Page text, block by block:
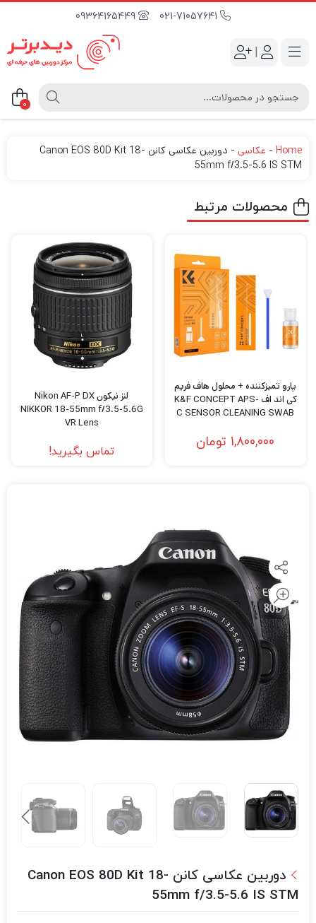
09364165449
|
0
Home
- عکاسی -
دوربین عکاسی کانن Canon EOS 80D Kit 18-
55mm f/3.5-5.6 IS STM
محصولات مرتبط
پارو تمیزکننده + محلول هاف فریم
کی اند اف K&F CONCEPT APS-
C SENSOR CLEANING SWAB
1,800,000 تومان
لنز نیکون Nikon AF-P DX
NIKKOR 18-55mm f/3.5-5.6G
VR Lens
تماس بگیرید!
دوربین عکاسی کانن Canon EOS 80D Kit 18-
55mm f/3.5-5.6 IS STM